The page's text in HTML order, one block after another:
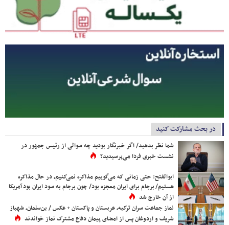
در بحث مشارکت کنید
شما نظر بدهید/ اگر خبرنگار بودید چه سوالی از رئیس جمهور در
نشست خبری فردا می‌پرسیدید؟
ابوالفتح: حتی زمانی که می‌گوییم مذاکره نمی‌کنیم، در حال مذاکره
هستیم/ برجام برای ایران معجزه بود/ چون برجام به سود ایران بود آمریکا
از آن خارج شد
نماز جماعت سران ترکیه، عربستان و پاکستان + عکس / بن‌سلمان، شهباز
شریف و اردوغان پس از امضای پیمان دفاع مشترک نماز خواندند